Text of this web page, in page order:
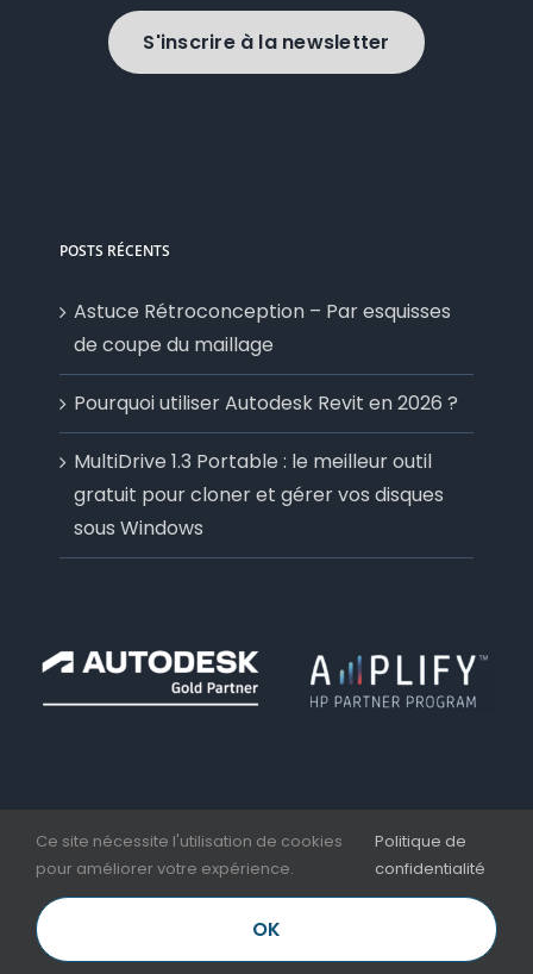
S'inscrire à la newsletter
POSTS RÉCENTS
Astuce Rétroconception – Par esquisses
de coupe du maillage
Pourquoi utiliser Autodesk Revit en 2026 ?
MultiDrive 1.3 Portable : le meilleur outil
gratuit pour cloner et gérer vos disques
sous Windows
LinkedInFacebookYouTube
Ce site nécessite l'utilisation de cookies
pour améliorer votre expérience.
Politique de
confidentialité
OK